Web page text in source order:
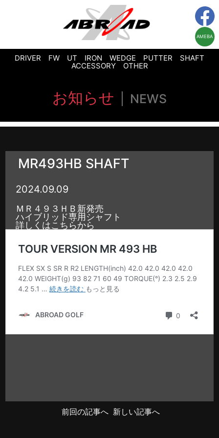
AMEBA
DRIVER FW UT IRON WEDGE PUTTER
SHAFT
ACCESSORY
OTHER
お知らせ NEWS
MR493HB SHAFT
2024.09.09
ＭＲ４９３ＨＢ新発売
ハイブリッド専用シャフト
詳しくはこちらから
前回の記事へ 新しい記事へ